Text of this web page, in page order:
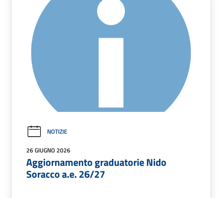
NOTIZIE
26 GIUGNO 2026
Aggiornamento graduatorie Nido
Soracco a.e. 26/27